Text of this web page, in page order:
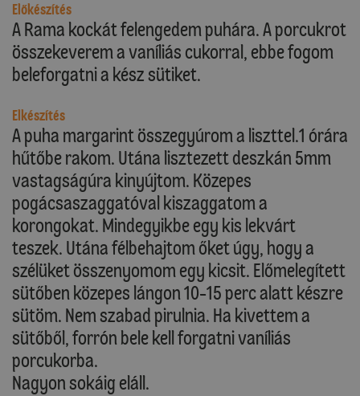
Előkészítés
A Rama kockát felengedem puhára. A porcukrot
összekeverem a vaníliás cukorral, ebbe fogom
beleforgatni a kész sütiket.
Elkészítés
A puha margarint összegyúrom a liszttel.1 órára
hűtőbe rakom. Utána lisztezett deszkán 5mm
vastagságúra kinyújtom. Közepes
pogácsaszaggatóval kiszaggatom a
korongokat. Mindegyikbe egy kis lekvárt
teszek. Utána félbehajtom őket úgy, hogy a
szélüket összenyomom egy kicsit. Előmelegített
sütőben közepes lángon 10-15 perc alatt készre
sütöm. Nem szabad pirulnia. Ha kivettem a
sütőből, forrón bele kell forgatni vaníliás
porcukorba.
Nagyon sokáig eláll.